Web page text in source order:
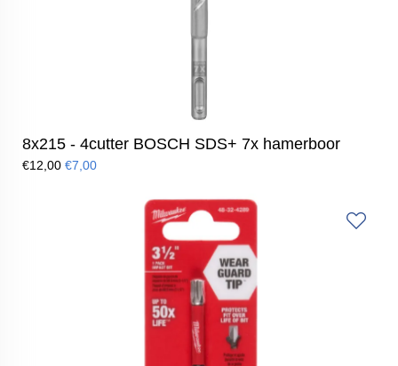
8x215 - 4cutter BOSCH SDS+ 7x hamerboor
€12,00 €7,00